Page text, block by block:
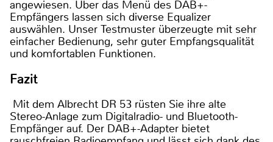
angewiesen. Über das Menü des DAB+-
Empfängers lassen sich diverse Equalizer
auswählen. Unser Testmuster überzeugte mit sehr
einfacher Bedienung, sehr guter Empfangsqualität
und komfortablen Funktionen.
Fazit
Mit dem Albrecht DR 53 rüsten Sie ihre alte
Stereo-Anlage zum Digitalradio- und Bluetooth-
Empfänger auf. Der DAB+-Adapter bietet